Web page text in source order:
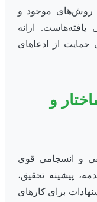
روش‌های موجود و
ارائه
حمایت از ادعاهای
و
و انسجامی قوی
پیشینه تحقیق،
برای کارهای